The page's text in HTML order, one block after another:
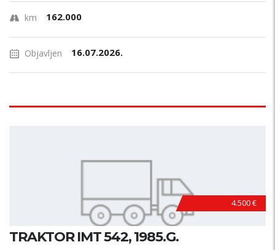
km 162.000
Objavljen 16.07.2026.
4.500 €
TRAKTOR IMT 542, 1985.G.